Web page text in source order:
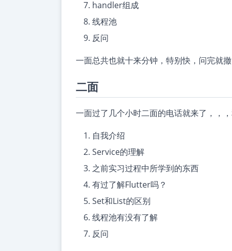
handler组成
线程池
反问
一面总共也就十来分钟，特别快，问完就
二面
一面过了几个小时二面的电话就来了，，
自我介绍
Service的理解
之前实习过程中所学到的东西
有过了解Flutter吗？
Set和List的区别
线程池有没有了解
反问